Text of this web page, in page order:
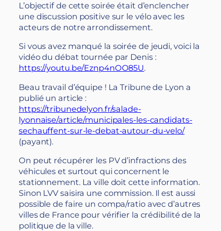
L’objectif de cette soirée était d’enclencher
une discussion positive sur le vélo avec les
acteurs de notre arrondissement.
Si vous avez manqué la soirée de jeudi, voici la
vidéo du débat tournée par Denis :
https://youtu.be/Eznp4nOO85U.
Beau travail d’équipe ! La Tribune de Lyon a
publié un article :
https://tribunedelyon.fr/salade-
lyonnaise/article/municipales-les-candidats-
sechauffent-sur-le-debat-autour-du-velo/
(payant).
On peut récupérer les PV d’infractions des
véhicules et surtout qui concernent le
stationnement. La ville doit cette information.
Sinon LVV saisira une commission. Il est aussi
possible de faire un compa/ratio avec d’autres
villes de France pour vérifier la crédibilité de la
politique de la ville.